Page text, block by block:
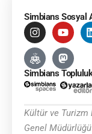
Simbians Sosyal
Simbians Topluluk
Kültür ve Turizm
Genel